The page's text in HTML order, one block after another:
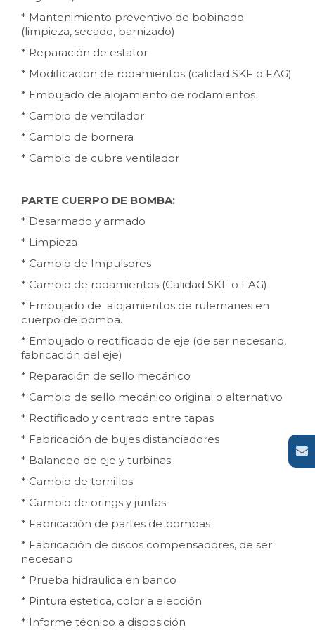
* Mantenimiento preventivo de bobinado
(limpieza, secado, barnizado)
* Reparación de estator
* Modificacion de rodamientos (calidad SKF o FAG)
* Embujado de alojamiento de rodamientos
* Cambio de ventilador
* Cambio de bornera
* Cambio de cubre ventilador
PARTE CUERPO DE BOMBA:
* Desarmado y armado
* Limpieza
* Cambio de Impulsores
* Cambio de rodamientos (Calidad SKF o FAG)
* Embujado de alojamientos de rulemanes en
cuerpo de bomba.
* Embujado o rectificado de eje (de ser necesario,
fabricación del eje)
* Reparación de sello mecánico
* Cambio de sello mecánico original o alternativo
* Rectificado y centrado entre tapas
* Fabricación de bujes distanciadores
* Balanceo de eje y turbinas
* Cambio de tornillos
* Cambio de orings y juntas
* Fabricación de partes de bombas
* Fabricación de discos compensadores, de ser
necesario
* Prueba hidraulica en banco
* Pintura estetica, color a elección
* Informe técnico a disposición